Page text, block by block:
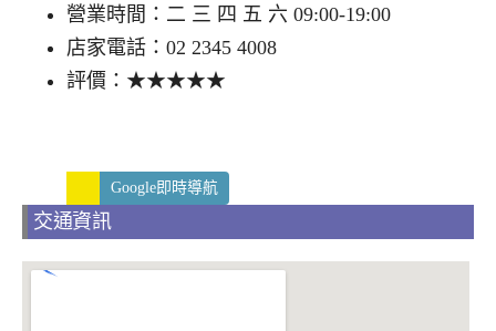
營業時間：二 三 四 五 六 09:00-19:00
店家電話：02 2345 4008
評價：★★★★★
Google即時導航
交通資訊